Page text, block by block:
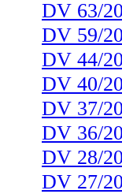
DV 63/
DV 59/
DV 44/
DV 40/
DV 37/
DV 36/
DV 28/
DV 27/